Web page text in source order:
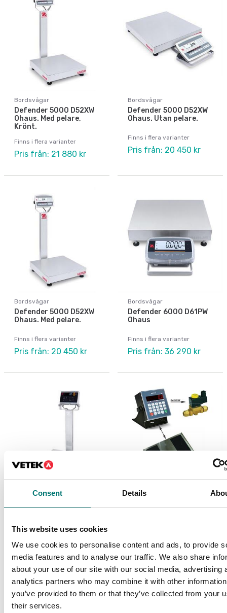
Consent Details
This website uses cookies
We use cookies to personalise content and ads, to provide
media features and to analyse our traffic. We also share
about your use of our site with our social media, advertising
analytics partners who may combine it with other
you’ve provided to them or that they’ve collected from your
their services.
Bordsvågar
Defender 5000 D52XW
Ohaus. Med pelare,
Krönt.
Finns i flera varianter
Pris från: 21 880 kr
Bordsvågar
Defender 5000 D52XW
Ohaus. Utan pelare.
Finns i flera varianter
Pris från: 20 450 kr
Bordsvågar
Defender 5000 D52XW
Ohaus. Med pelare.
Finns i flera varianter
Pris från: 20 450 kr
Bordsvågar
Defender 6000 D61PW
Ohaus
Finns i flera varianter
Pris från: 36 290 kr
Defender 6000 D61XW
pelare.
Pris från: 43 220 kr
Doservåg
Pris från: 14 290 kr